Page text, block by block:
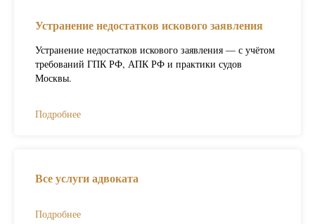
Устранение недостатков искового заявления
Устранение недостатков искового заявления — с учётом
требований ГПК РФ, АПК РФ и практики судов
Москвы.
Подробнее
Все услуги адвоката
Подробнее